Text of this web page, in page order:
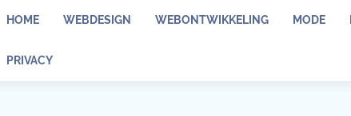
HOME WEBDESIGN WEBONTWIKKELING MODE
PRIVACY